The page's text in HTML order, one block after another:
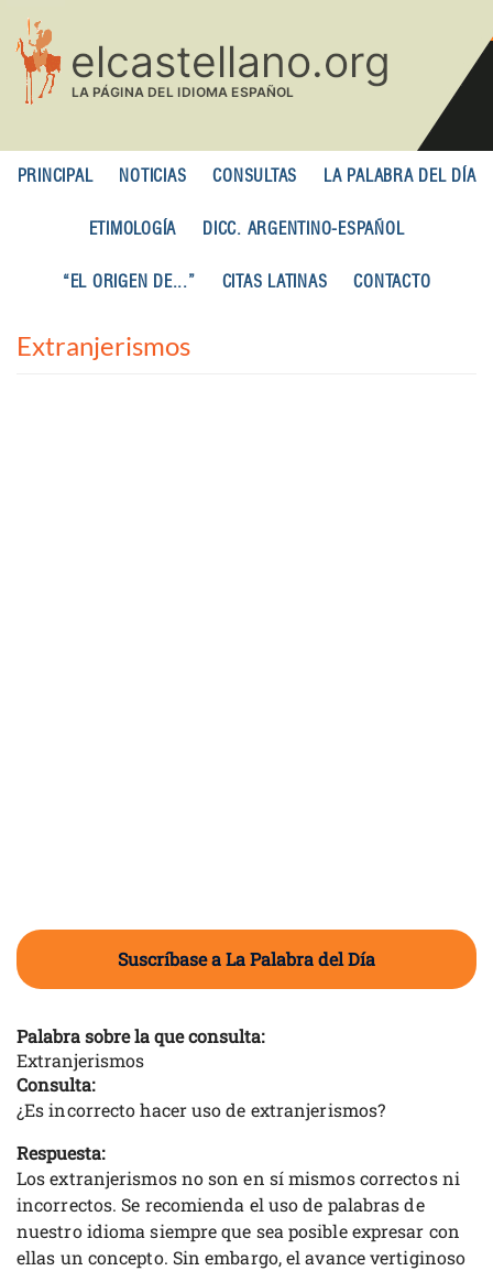
contenido
principal
PRINCIPAL NOTICIAS CONSULTAS LA PALABRA DEL DÍA
ETIMOLOGÍA DICC. ARGENTINO-ESPAÑOL
“EL ORIGEN DE...” CITAS LATINAS CONTACTO
Extranjerismos
Suscríbase a La Palabra del Día
Palabra sobre la que consulta:
Extranjerismos
Consulta:
¿Es incorrecto hacer uso de extranjerismos?
Respuesta:
Los extranjerismos no son en sí mismos correctos ni
incorrectos. Se recomienda el uso de palabras de
nuestro idioma siempre que sea posible expresar con
ellas un concepto. Sin embargo, el avance vertiginoso